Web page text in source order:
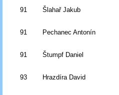
91 Šlahař Jakub
91 Pechanec Antonín
91 Štumpf Daniel
93 Hrazdíra David